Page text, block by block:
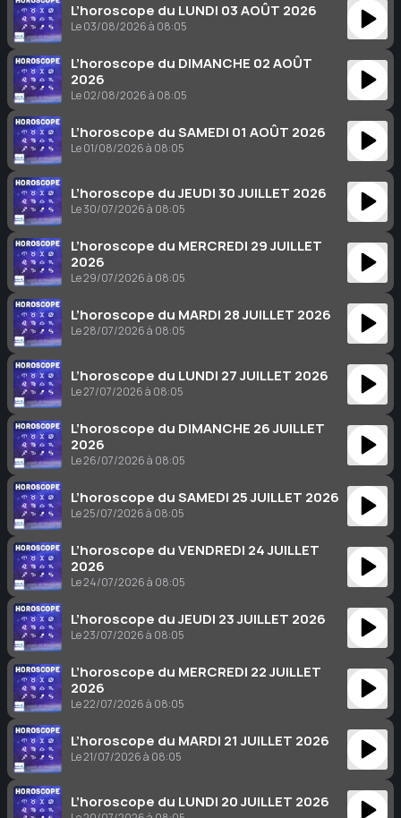
L’horoscope du LUNDI 03 AOÛT 2026
Le 03/08/2026 à 08:05
L’horoscope du DIMANCHE 02 AOÛT
2026
Le 02/08/2026 à 08:05
L’horoscope du SAMEDI 01 AOÛT 2026
Le 01/08/2026 à 08:05
L’horoscope du JEUDI 30 JUILLET 2026
Le 30/07/2026 à 08:05
L’horoscope du MERCREDI 29 JUILLET
2026
Le 29/07/2026 à 08:05
L’horoscope du MARDI 28 JUILLET 2026
Le 28/07/2026 à 08:05
L’horoscope du LUNDI 27 JUILLET 2026
Le 27/07/2026 à 08:05
L’horoscope du DIMANCHE 26 JUILLET
2026
Le 26/07/2026 à 08:05
L’horoscope du SAMEDI 25 JUILLET 2026
Le 25/07/2026 à 08:05
L’horoscope du VENDREDI 24 JUILLET
2026
Le 24/07/2026 à 08:05
L’horoscope du JEUDI 23 JUILLET 2026
Le 23/07/2026 à 08:05
L’horoscope du MERCREDI 22 JUILLET
2026
Le 22/07/2026 à 08:05
L’horoscope du MARDI 21 JUILLET 2026
Le 21/07/2026 à 08:05
L’horoscope du LUNDI 20 JUILLET 2026